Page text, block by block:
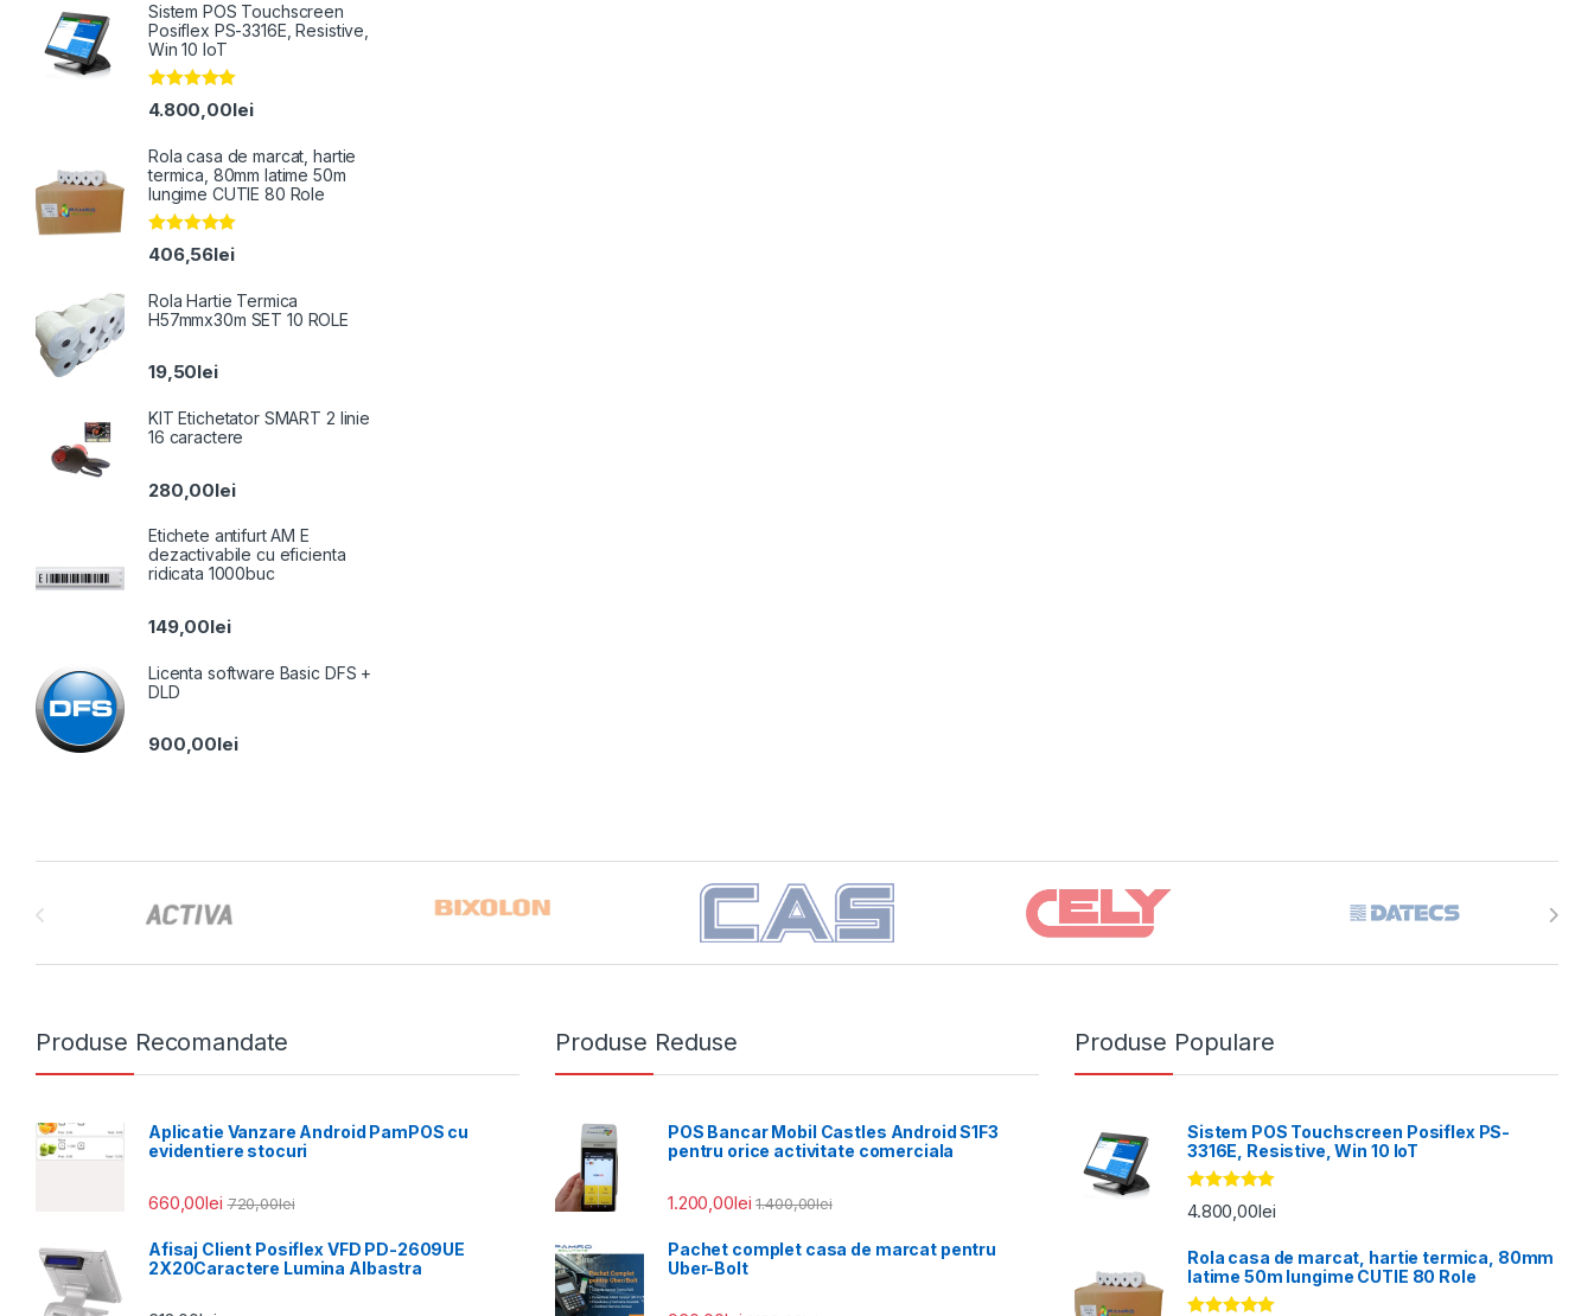
Sistem POS Touchscreen
Posiflex PS-3316E, Resistive,
Win 10 IoT
Evaluat la
5.00din 5
4.800,00lei
Rola casa de marcat, hartie
termica, 80mm latime 50m
lungime CUTIE 80 Role
Evaluat la
5.00din 5
406,56lei
Rola Hartie Termica
H57mmx30m SET 10 ROLE
19,50lei
KIT Etichetator SMART 2 linie
16 caractere
280,00lei
Etichete antifurt AM E
dezactivabile cu eficienta
ridicata 1000buc
149,00lei
Licenta software Basic DFS +
DLD
900,00lei
Produse Recomandate
Aplicatie Vanzare Android PamPOS cu
evidentiere stocuri
660,00lei 720,00lei
Afisaj Client Posiflex VFD PD-2609UE
2X20Caractere Lumina Albastra
Produse Reduse
POS Bancar Mobil Castles Android S1F3
pentru orice activitate comerciala
1.200,00lei 1.400,00lei
Pachet complet casa de marcat pentru
Uber-Bolt
Produse Populare
Sistem POS Touchscreen Posiflex PS-
3316E, Resistive, Win 10 IoT
Evaluat la
5.00din 5
4.800,00lei
Rola casa de marcat, hartie termica, 80mm
latime 50m lungime CUTIE 80 Role